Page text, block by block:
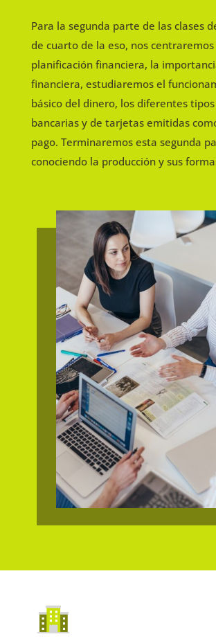
Para la segunda parte de las clases
de cuarto de la eso, nos
planificación financiera, la
financiera, estudiaremos el
básico del dinero, los diferentes
bancarias y de tarjetas emitidas
pago. Terminaremos esta segunda
conociendo la producción y sus